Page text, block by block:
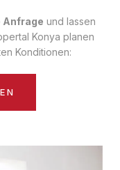
Anfrage und lassen
Konya planen
Konditionen: